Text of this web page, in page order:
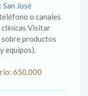
José
o canales
Visitar
productos
equipos).
650.000